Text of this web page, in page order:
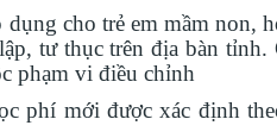
cho trẻ em mầm non,
tư thục trên địa bàn
phạm vi điều chỉnh
phí mới được xác định